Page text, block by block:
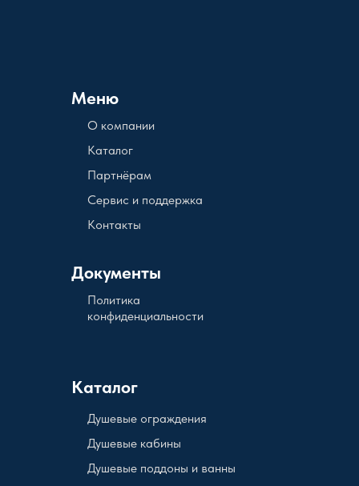
Меню
О компании
Документы
Каталог
Политика
конфиденциальности
Партнёрам
Сервис и поддержка
Контакты
Каталог
Душевые кабины
Душевые поддоны и ванны
Душевые ограждения